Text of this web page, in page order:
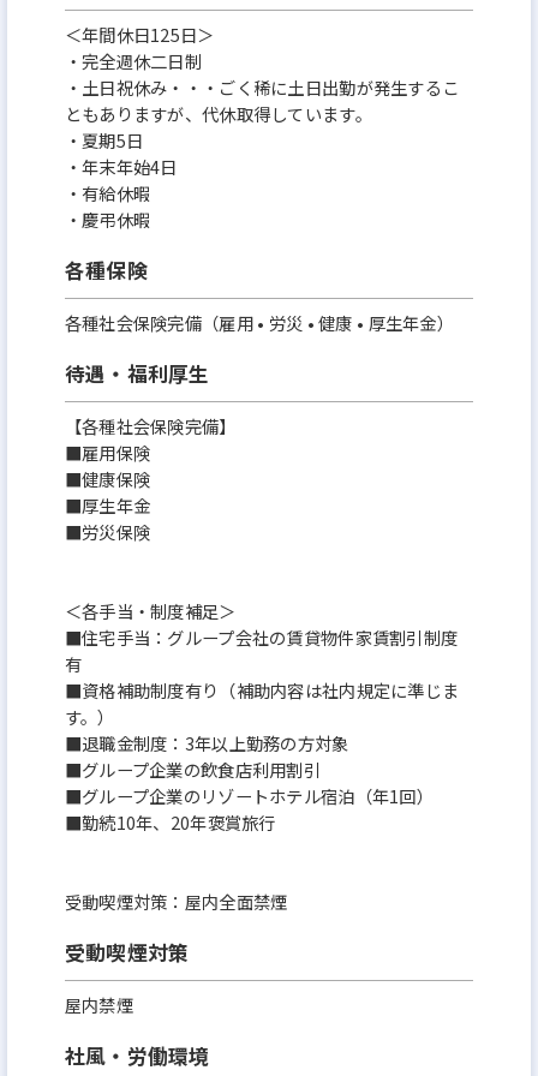
＜年間休日125日＞
・完全週休二日制
・土日祝休み・・・ごく稀に土日出勤が発生するこ
ともありますが、代休取得しています。
・夏期5日
・年末年始4日
・有給休暇
・慶弔休暇
各種保険
各種社会保険完備（雇用 • 労災 • 健康 • 厚生年金）
待遇・福利厚生
【各種社会保険完備】
■雇用保険
■健康保険
■厚生年金
■労災保険
＜各手当・制度補足＞
■住宅手当：グループ会社の賃貸物件家賃割引制度
有
■資格補助制度有り（補助内容は社内規定に準じま
す。）
■退職金制度：3年以上勤務の方対象
■グループ企業の飲食店利用割引
■グループ企業のリゾートホテル宿泊（年1回）
■勤続10年、20年褒賞旅行
受動喫煙対策：屋内全面禁煙
受動喫煙対策
屋内禁煙
社風・労働環境